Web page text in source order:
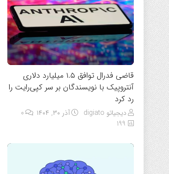
قاضی فدرال توافق ۱.۵ میلیارد دلاری
آنتروپیک با نویسندگان بر سر کپی‌رایت را
رد کرد
دیجیاتو digiato آذر ۳۰, ۱۴۰۴
0
199